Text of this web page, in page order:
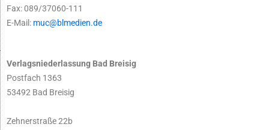
Fax: 089/37060-111
E-Mail: muc@blmedien.de
Verlagsniederlassung Bad Breisig
Postfach 1363
53492 Bad Breisig
Zehnerstraße 22b